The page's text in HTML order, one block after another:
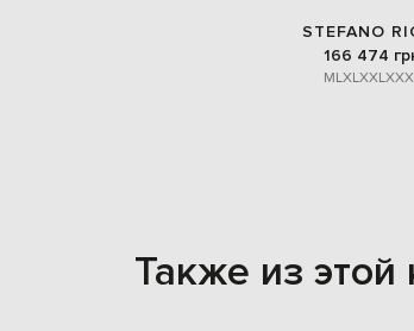
STEFANO
166 474
MLXLXXL
Также из этой